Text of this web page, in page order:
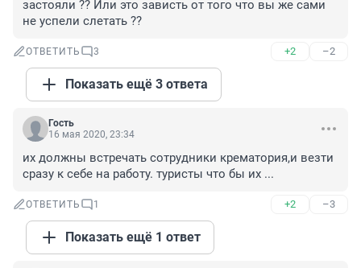
застояли ?? Или это зависть от того что вы же сами
не успели слетать ??
ОТВЕТИТЬ 3 +2 –2
Показать ещё 3 ответа
Гость
16 мая 2020, 23:34
их должны встречать сотрудники крематория,и везти
сразу к себе на работу. туристы что бы их ...
ОТВЕТИТЬ 1 +2 –3
Показать ещё 1 ответ